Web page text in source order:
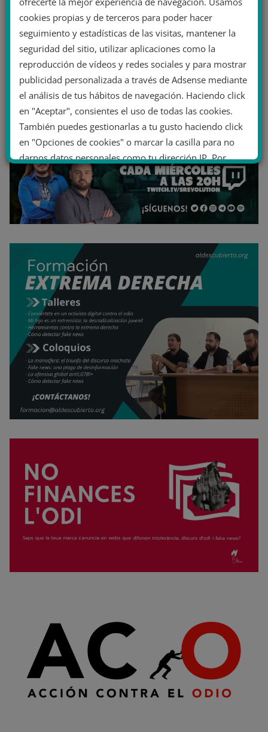
cookies propias y de terceros para poder hacer
seguimiento y estadísticas de las visitas, mantener la
seguridad del sitio, utilizar aplicaciones como la
reproducción de vídeos y redes sociales y para mostrar
publicidad personalizada a través de Adsense mediante
el análisis de tus hábitos de navegación. Haciendo click
en "Aceptar", consientes el uso de todas las cookies.
También puedes gestionarlas a tu gusto haciendo click
en "Opciones de cookies" o marcar la casilla para no
darnos datos personales como tu dirección IP. Por
último, puedes leer nuestra Política de cookies.
No dar mi información personal
Opciones de cookies Aceptar cookies
Rechazar cookies Política de cookies